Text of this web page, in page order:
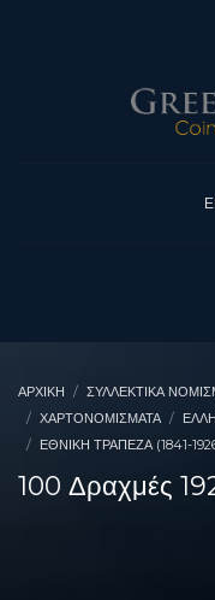
ΑΡΧΙΚΉ
ΣΥΛΛΕΚΤΙΚΆ
ΧΑΡΤΟΝΟΜΙΣΜΑΤΑ
ΕΘΝΙΚΉ ΤΡΆΠΕΖΑ (1841-
100 Δραχμές